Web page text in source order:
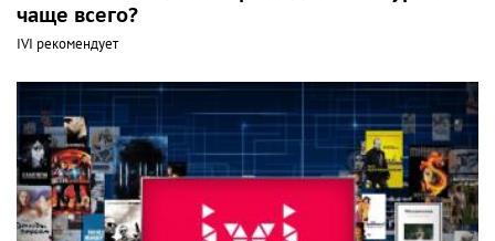
чаще всего?
IVI рекомендует